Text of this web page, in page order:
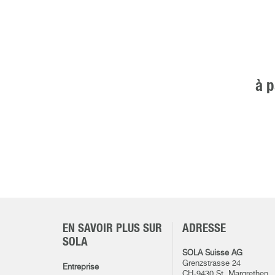
à
EN SAVOIR PLUS SUR
SOLA
Entreprise
ADRESSE
SOLA Suisse AG
Grenzstrasse 24